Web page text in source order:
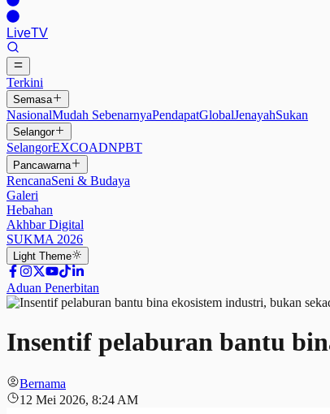
LiveTV
Terkini
Semasa
NasionalMudah SebenarnyaPendapatGlobalJenayahSukan
Selangor
SelangorEXCOADNPBT
Pancawarna
RencanaSeni & Budaya
Galeri
Hebahan
Akhbar Digital
SUKMA 2026
Light Theme
Aduan Penerbitan
Insentif pelaburan bantu
Bernama
12 Mei 2026, 8:24 AM